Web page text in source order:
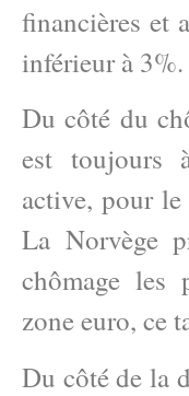
financières et
inférieur à 3%.
Du côté du
est toujours
active, pour
La Norvège
chômage les
zone euro, ce
Du côté de la